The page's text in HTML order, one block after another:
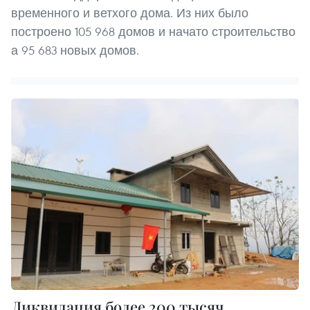
временного и ветхого дома. Из них было
построено 105 968 домов и начато строительство
а 95 683 новых домов.